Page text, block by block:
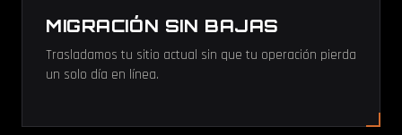
MIGRACIÓN SIN BAJAS
Trasladamos tu sitio actual sin que tu operación pierda
un solo día en línea.